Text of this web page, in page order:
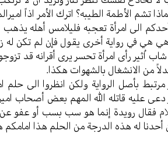
تشم الأطمة الطیبه؟ اترك الأمر اذاً
الی امرأة تعجبه فلیلامس أهله
هي في رواية أخرى یقول فإن لم تکن له
اُثیر رأى امرأة تحسر یری أقرانه قد
من الانشغال بالشهوات هکذا.
مرتبط بأصل الروایة ولکن انظروا الی حلم
دعی علیه قاتله الله المهم بعض أصحاب
فقال رویدة إنما هو سب بسب أو عفو عن
أحدنا له هذه الدرجة من الحلم هذا